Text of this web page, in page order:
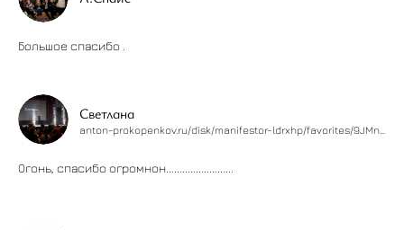
Большое спасибо .
Светлана
Огонь, спасибо огромнон.........................